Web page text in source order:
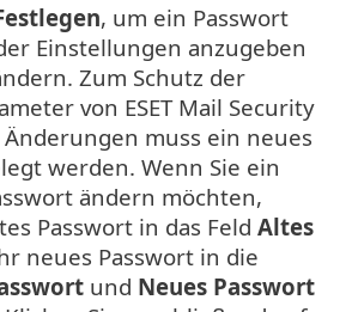
, um ein Passwort
Einstellungen anzugeben
Zum Schutz der
von ESET Mail Security
muss ein neues
werden. Wenn Sie ein
ändern möchten,
Passwort in das Feld Altes
neues Passwort in die
und Neues Passwort